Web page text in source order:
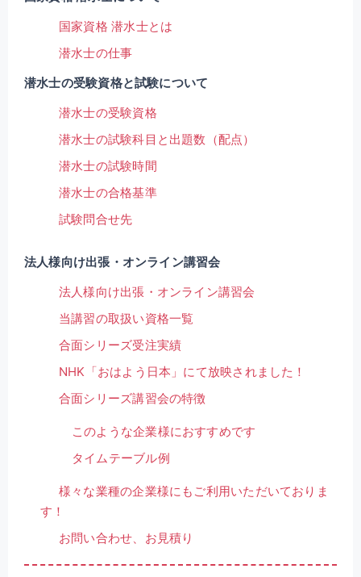
国家資格 潜水士とは
潜水士の仕事
潜水士の受験資格と試験について
潜水士の受験資格
潜水士の試験科目と出題数（配点）
潜水士の試験時間
潜水士の合格基準
試験問合せ先
法人様向け出張・オンライン講習会
法人様向け出張・オンライン講習会
当講習の取扱い資格一覧
合面シリーズ受注実績
NHK「おはよう日本」にて放映されました！
合面シリーズ講習会の特徴
このような企業様におすすめです
タイムテーブル例
様々な業種の企業様にもご利用いただいておりま
す！
お問い合わせ、お見積り